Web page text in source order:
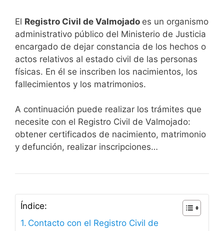
El Registro Civil de Valmojado es un organismo
administrativo público del Ministerio de Justicia
encargado de dejar constancia de los hechos o
actos relativos al estado civil de las personas
físicas. En él se inscriben los nacimientos, los
fallecimientos y los matrimonios.
A continuación puede realizar los trámites que
necesite con el Registro Civil de Valmojado:
obtener certificados de nacimiento, matrimonio
y defunción, realizar inscripciones…
Índice:
Contacto con el Registro Civil de